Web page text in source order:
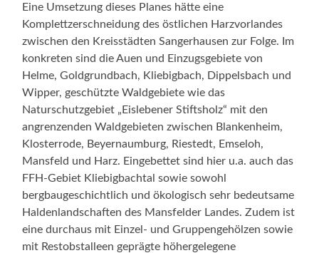
Eine Umsetzung dieses Planes hätte eine
Komplettzerschneidung des östlichen Harzvorlandes
zwischen den Kreisstädten Sangerhausen zur Folge. Im
konkreten sind die Auen und Einzugsgebiete von
Helme, Goldgrundbach, Kliebigbach, Dippelsbach und
Wipper, geschützte Waldgebiete wie das
Naturschutzgebiet „Eislebener Stiftsholz“ mit den
angrenzenden Waldgebieten zwischen Blankenheim,
Klosterrode, Beyernaumburg, Riestedt, Emseloh,
Mansfeld und Harz. Eingebettet sind hier u.a. auch das
FFH-Gebiet Kliebigbachtal sowie sowohl
bergbaugeschichtlich und ökologisch sehr bedeutsame
Haldenlandschaften des Mansfelder Landes. Zudem ist
eine durchaus mit Einzel- und Gruppengehölzen sowie
mit Restobstalleen geprägte höhergelegene